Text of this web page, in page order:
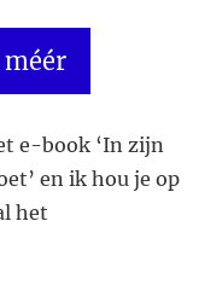
e-book ‘In zijn
en ik hou je op
het